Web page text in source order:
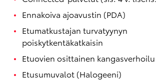
Ennakoiva ajoavustin (PDA)
Etumatkustajan turvatyynyn
poiskytkentäkatkaisin
Etuovien osittainen kangasverhoilu
Etusumuvalot (Halogeeni)